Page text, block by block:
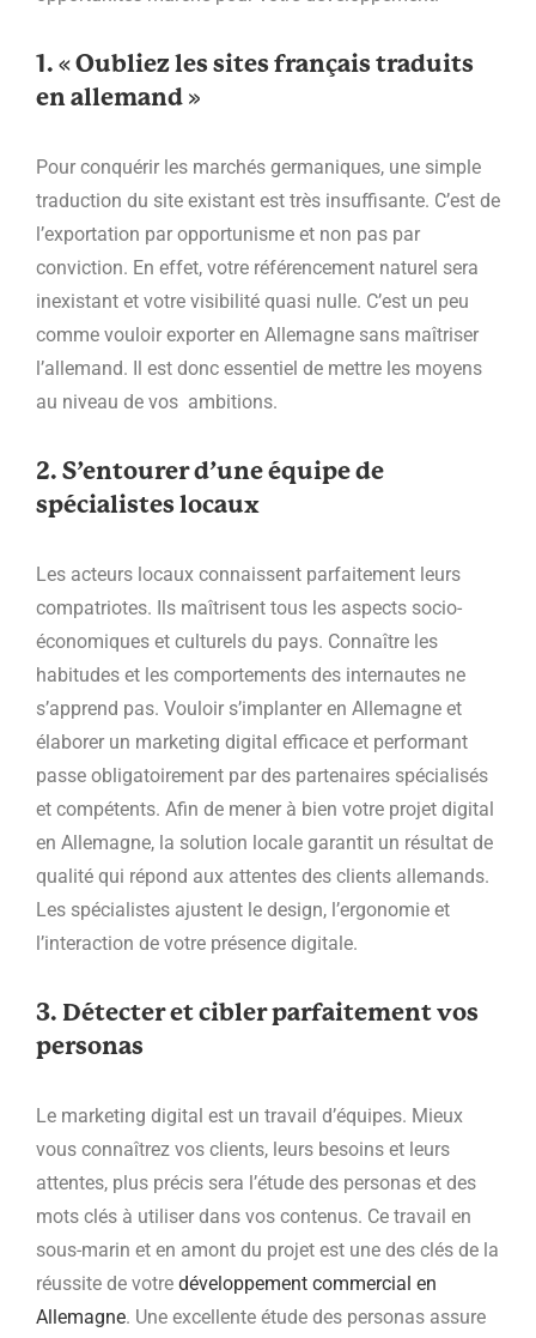
1. « Oubliez les sites français traduits
en allemand »
Pour conquérir les marchés germaniques, une simple
traduction du site existant est très insuffisante. C’est de
l’exportation par opportunisme et non pas par
conviction. En effet, votre référencement naturel sera
inexistant et votre visibilité quasi nulle. C’est un peu
comme vouloir exporter en Allemagne sans maîtriser
l’allemand. Il est donc essentiel de mettre les moyens
au niveau de vos ambitions.
2. S’entourer d’une équipe de
spécialistes locaux
Les acteurs locaux connaissent parfaitement leurs
compatriotes. Ils maîtrisent tous les aspects socio-
économiques et culturels du pays. Connaître les
habitudes et les comportements des internautes ne
s’apprend pas. Vouloir s’implanter en Allemagne et
élaborer un marketing digital efficace et performant
passe obligatoirement par des partenaires spécialisés
et compétents. Afin de mener à bien votre projet digital
en Allemagne, la solution locale garantit un résultat de
qualité qui répond aux attentes des clients allemands.
Les spécialistes ajustent le design, l’ergonomie et
l’interaction de votre présence digitale.
3. Détecter et cibler parfaitement vos
personas
Le marketing digital est un travail d’équipes. Mieux
vous connaîtrez vos clients, leurs besoins et leurs
attentes, plus précis sera l’étude des personas et des
mots clés à utiliser dans vos contenus. Ce travail en
sous-marin et en amont du projet est une des clés de la
réussite de votre développement commercial en
Allemagne. Une excellente étude des personas assure